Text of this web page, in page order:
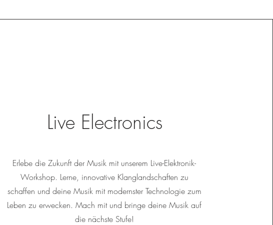
Live Electronics
Erlebe die Zukunft der Musik mit unserem Live-Elektronik-
Workshop. Lerne, innovative Klanglandschaften zu
schaffen und deine Musik mit modernster Technologie zum
Leben zu erwecken. Mach mit und bringe deine Musik auf
die nächste Stufe!